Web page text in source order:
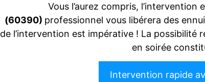
Vous l’aurez compris, l’intervention
(60390) professionnel vous libérera des
de l’intervention est impérative ! La possibilité
en soirée
Intervention rapide